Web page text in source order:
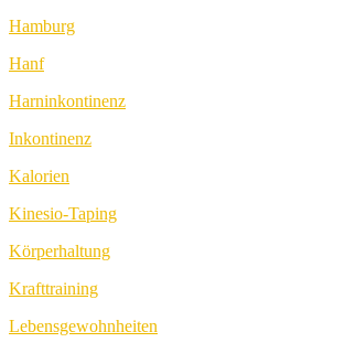
Hamburg
Hanf
Harninkontinenz
Inkontinenz
Kalorien
Kinesio-Taping
Körperhaltung
Krafttraining
Lebensgewohnheiten